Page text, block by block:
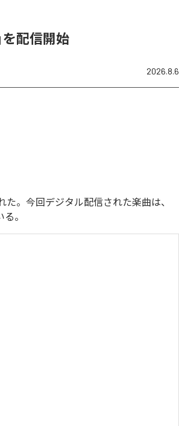
を配信開始
2026.8.6
た。今回デジタル配信された楽曲は、
。